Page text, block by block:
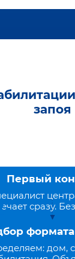
запоя
Первый
сразу.
дом,